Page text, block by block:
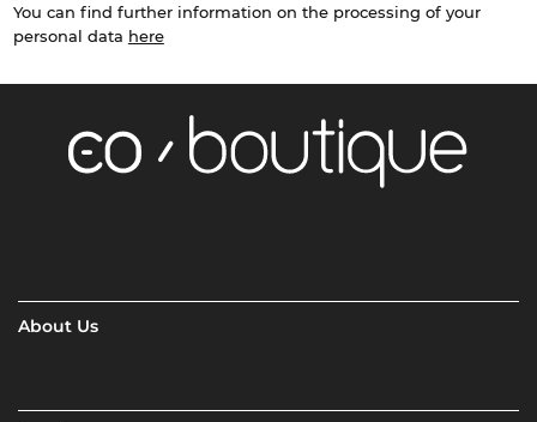
You can find further information on the processing of your
personal data here
About Us